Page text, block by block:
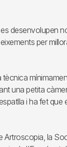
desenvolupen
per
tècnica
una petita
i ha fet
Artroscopia, la